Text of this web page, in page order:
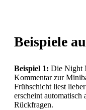
Beispiele
Beispiel 1: Die Night
Kommentar zur
Frühschicht liest
erscheint
Rückfragen.